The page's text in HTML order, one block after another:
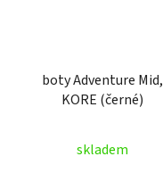
boty Adventure Mid,
KORE (černé)
skladem